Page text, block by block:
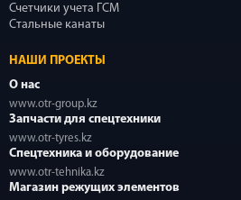
Счетчики учета ГСМ
Стальные канаты
НАШИ ПРОЕКТЫ
О нас
www.otr-group.kz
Запчасти для спецтехники
www.otr-tyres.kz
Спецтехника и оборудование
www.otr-tehnika.kz
Магазин режущих элементов